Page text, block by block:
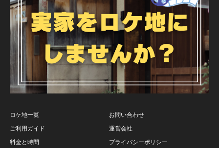
ロケ地一覧
ご利用ガイド
料金と時間
お問い合わせ
運営会社
プライバシーポリシー